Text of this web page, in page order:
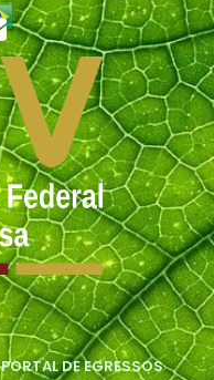
PORTAL DE EGRESSOS